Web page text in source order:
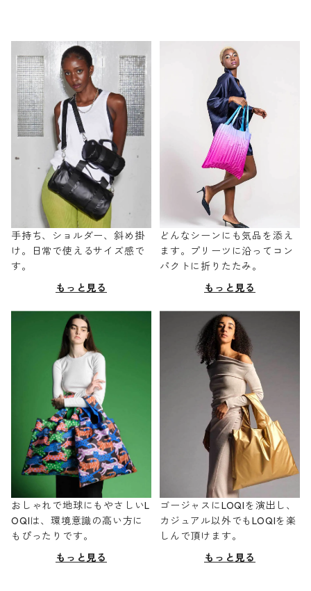
手持ち、ショルダー、斜め掛
け。日常で使えるサイズ感で
す。
もっと見る
どんなシーンにも気品を添え
ます。プリーツに沿ってコン
パクトに折りたたみ。
もっと見る
おしゃれで地球にもやさしいL
OQIは、環境意識の高い方に
もぴったりです。
もっと見る
ゴージャスにLOQIを演出し、
カジュアル以外でもLOQIを楽
しんで頂けます。
もっと見る